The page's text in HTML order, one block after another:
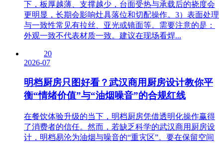
下，板厚越薄、支撑越少，台面受热与承载后的挠度会
更明显，长期会影响灶具落位和切配操作。3）表面处理
与一致性常见有拉丝、亚光或镜面等。需要注意的是：
外观一致不代表材质一致。建议在现场看焊...
20
2026-07
明档厨房只图好看？武汉商用厨房设计教你平
衡“情绪价值”与“油烟噪音”的合规红线
在餐饮体验升级的当下，明档厨房凭借透明化操作赢得
了消费者的信任。然而，若缺乏科学的武汉商用厨房设
计，明档易沦为油烟与噪音的“重灾区”。要在保留空间